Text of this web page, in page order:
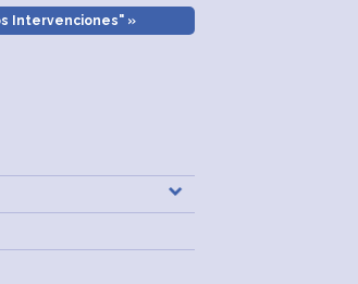
Intervenciones" »